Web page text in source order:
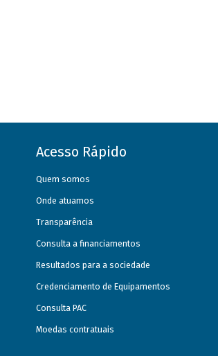
Acesso Rápido
Quem somos
Onde atuamos
Transparência
Consulta a financiamentos
Resultados para a sociedade
Credenciamento de Equipamentos
Consulta PAC
Moedas contratuais